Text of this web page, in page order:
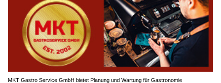
MKT Gastro Service GmbH bietet Planung und Wartung für Gastronomie